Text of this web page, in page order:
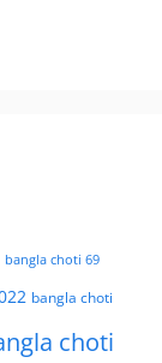
bangla choti 69
bangla choti
choti